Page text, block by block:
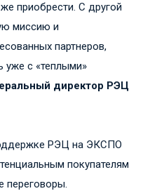
приобрести. С другой
миссию и
партнеров,
с «теплыми»
директор РЭЦ
РЭЦ на ЭКСПО
покупателям
переговоры.